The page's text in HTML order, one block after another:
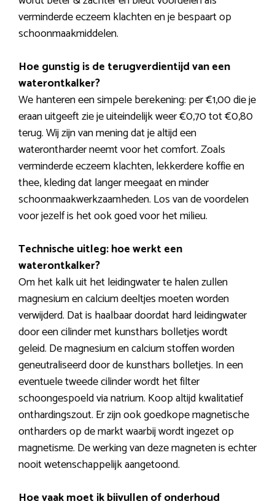
verminderde eczeem klachten en je bespaart op
schoonmaakmiddelen.
Hoe gunstig is de terugverdientijd van een
waterontkalker?
We hanteren een simpele berekening: per €1,00 die je
eraan uitgeeft zie je uiteindelijk weer €0,70 tot €0,80
terug. Wij zijn van mening dat je altijd een
waterontharder neemt voor het comfort. Zoals
verminderde eczeem klachten, lekkerdere koffie en
thee, kleding dat langer meegaat en minder
schoonmaakwerkzaamheden. Los van de voordelen
voor jezelf is het ook goed voor het milieu.
Technische uitleg: hoe werkt een
waterontkalker?
Om het kalk uit het leidingwater te halen zullen
magnesium en calcium deeltjes moeten worden
verwijderd. Dat is haalbaar doordat hard leidingwater
door een cilinder met kunsthars bolletjes wordt
geleid. De magnesium en calcium stoffen worden
geneutraliseerd door de kunsthars bolletjes. In een
eventuele tweede cilinder wordt het filter
schoongespoeld via natrium. Koop altijd kwalitatief
onthardingszout. Er zijn ook goedkope magnetische
ontharders op de markt waarbij wordt ingezet op
magnetisme. De werking van deze magneten is echter
nooit wetenschappelijk aangetoond.